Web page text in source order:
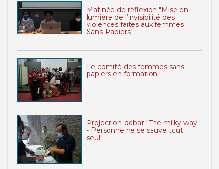
Matinée de réflexion "Mise en
lumière de l’invisibilité des
violences faites aux femmes
Sans-Papiers"
Le comité des femmes sans-
papiers en formation !
Projection-débat "The milky way
- Personne ne se sauve tout
seul".